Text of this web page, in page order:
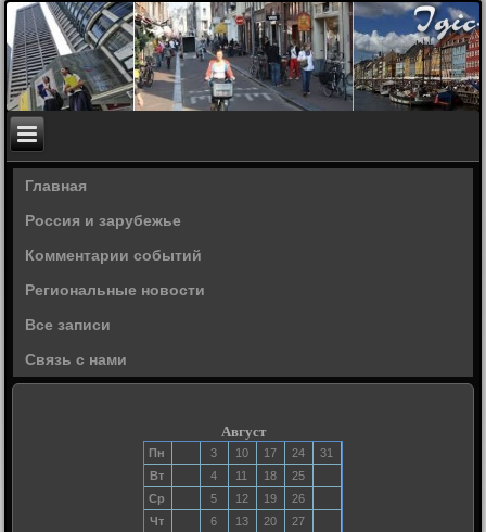
Главная
Россия и зарубежье
Комментарии событий
Региональные новости
Все записи
Связь с нами
Август
Пн 3 10 17 24
31
Вт
4 11 18
25
Ср
5 12 19
26
Чт
6 13 20
27